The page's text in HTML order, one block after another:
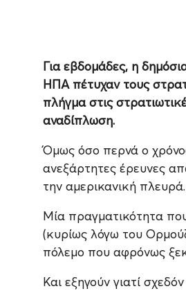
Για εβδομάδες, η
ΗΠΑ πέτυχαν τους
πλήγμα στις
αναδίπλωση.
Όμως όσο περνά ο
ανεξάρτητες έρευνες
την αμερικανική πλευρά.
Μία πραγματικότητα
(κυρίως λόγω του
πόλεμο που αφρόνως
Και εξηγούν γιατί